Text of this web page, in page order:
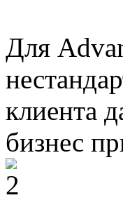
Для
клиента
бизнес